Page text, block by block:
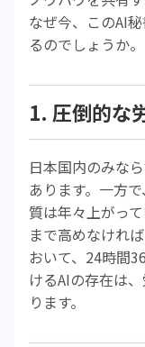
なぜ今、このAI
るのでしょうか。
1. 圧倒的な
日本国内のみな
あります。一方
質は年々上がっ
まで高めなけれ
おいて、24時間
けるAIの存在は
ります。